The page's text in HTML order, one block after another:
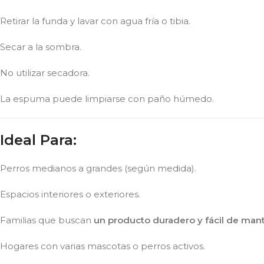
Retirar la funda y lavar con agua fría o tibia.
Secar a la sombra.
No utilizar secadora.
La espuma puede limpiarse con paño húmedo.
Ideal Para:
Perros medianos a grandes (según medida).
Espacios interiores o exteriores.
Familias que buscan un producto duradero y fácil de
Hogares con varias mascotas o perros activos.